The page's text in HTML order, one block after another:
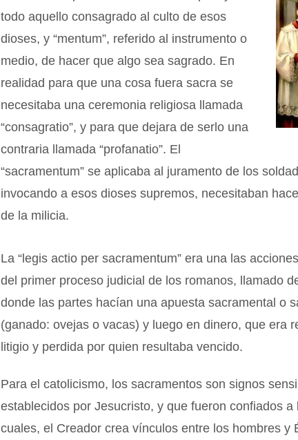
todo aquello consagrado al culto de esos
dioses, y “mentum”, referido al instrumento o
medio, de hacer que algo sea sagrado. En
realidad para que una cosa fuera sacra se
necesitaba una ceremonia religiosa llamada
“consagratio”, y para que dejara de serlo una
contraria llamada “profanatio”. El
“sacramentum” se aplicaba al juramento de los
invocando a esos dioses supremos, necesitaban
de la milicia.
La “legis actio per sacramentum” era una las
del primer proceso judicial de los romanos, llamado
donde las partes hacían una apuesta sacramental o
(ganado: ovejas o vacas) y luego en dinero, que era
litigio y perdida por quien resultaba vencido.
Para el catolicismo, los sacramentos son signos
establecidos por Jesucristo, y que fueron confiados
cuales, el Creador crea vínculos entre los hombres y